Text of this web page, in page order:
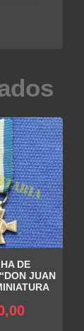
DE
JUAN